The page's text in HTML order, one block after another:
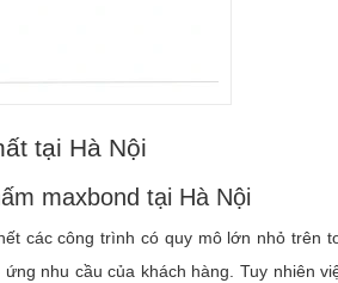
tại Hà Nội
maxbond tại Hà Nội
các công trình có quy mô lớn nhỏ trên
nhu cầu của khách hàng. Tuy nhiên